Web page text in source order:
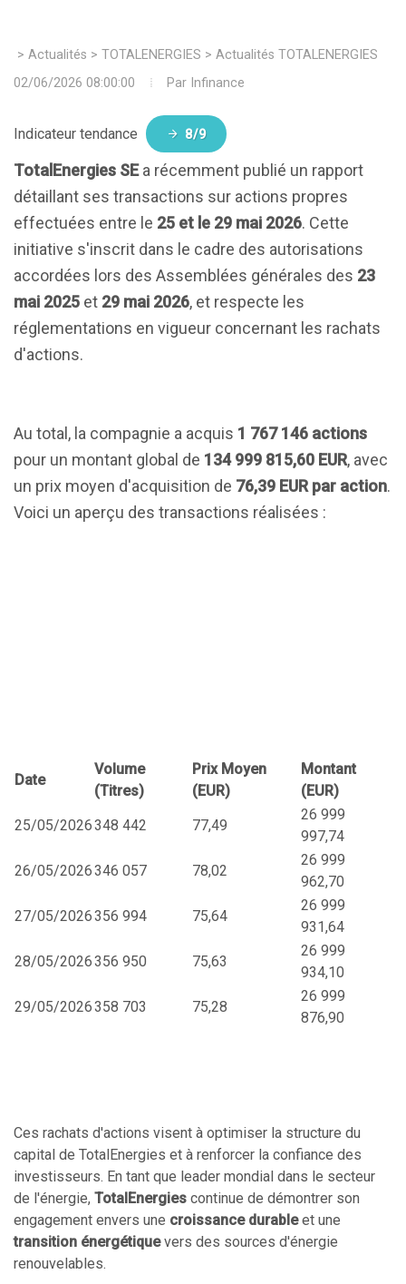
> Actualités > TOTALENERGIES > Actualités TOTALENERGIES
02/06/2026 08:00:00
Par Infinance
Indicateur tendance 8/9
TotalEnergies SEa récemment publié un rapport
détaillant ses transactions sur actions propres
effectuées entre le 25 et le 29 mai 2026. Cette
initiative s'inscrit dans le cadre des autorisations
accordées lors des Assemblées générales des 23
mai 2025 et 29 mai 2026, et respecte les
réglementations en vigueur concernant les rachats
d'actions.
Au total, la compagnie a acquis 1 767 146 actions
pour un montant global de 134 999 815,60 EUR, avec
un prix moyen d'acquisition de 76,39 EUR par action.
Voici un aperçu des transactions réalisées :
Date
Volume
(Titres)
Prix Moyen
(EUR)
Montant
(EUR)
25/05/2026348 442 77,49
26 999
997,74
26/05/2026346 057 78,02
26 999
962,70
27/05/2026356 994 75,64
26 999
931,64
28/05/2026356 950 75,63
26 999
934,10
29/05/2026358 703 75,28
26 999
876,90
Ces rachats d'actions visent à optimiser la structure du
capital de TotalEnergies et à renforcer la confiance des
investisseurs. En tant que leader mondial dans le secteur
de l'énergie, TotalEnergies continue de démontrer son
engagement envers une croissance durableet une
transition énergétiquevers des sources d'énergie
renouvelables.